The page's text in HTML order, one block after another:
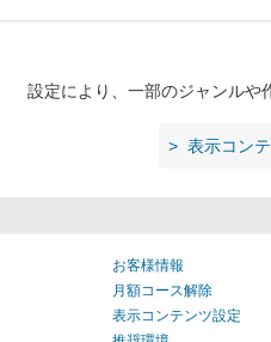
設定により、一部のジャンルや
表示コン
お客様情報
月額コース解除
表示コンテンツ設定